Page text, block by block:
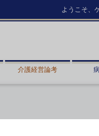
ようこそ、
介護経営論考